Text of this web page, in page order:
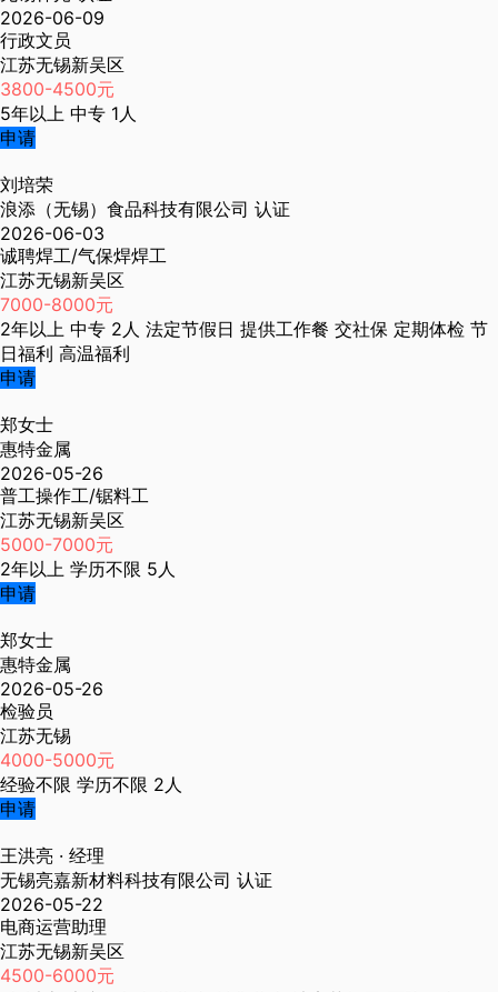
2026-06-09
行政文员
江苏无锡新吴区
3800-4500元
5年以上 中专 1人
申请
刘培荣
浪添（无锡）食品科技有限公司 认证
2026-06-03
诚聘焊工/气保焊焊工
江苏无锡新吴区
7000-8000元
2年以上 中专 2人 法定节假日 提供工作餐 交社保 定期体检 节
日福利 高温福利
申请
郑女士
惠特金属
2026-05-26
普工操作工/锯料工
江苏无锡新吴区
5000-7000元
2年以上 学历不限 5人
申请
郑女士
惠特金属
2026-05-26
检验员
江苏无锡
4000-5000元
经验不限 学历不限 2人
申请
王洪亮 · 经理
无锡亮嘉新材料科技有限公司 认证
2026-05-22
电商运营助理
江苏无锡新吴区
4500-6000元